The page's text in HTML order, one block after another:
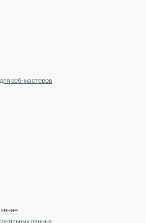
веб-мастеров